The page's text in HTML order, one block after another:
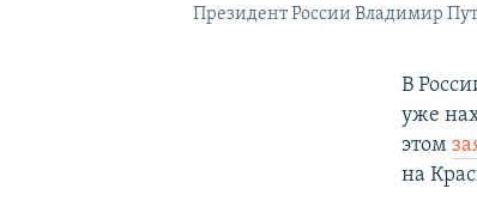
Президент России Владимир
В
уже
этом
на